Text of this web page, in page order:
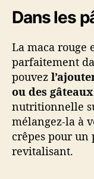
Dans les
La maca rouge
parfaitement
pouvez
ou des
nutritionnelle
mélangez-la à
crêpes pour
revitalisant.